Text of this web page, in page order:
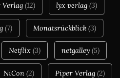
(12) lyx verlag(3)
(7) Monatsrückblick (3)
Netflix(3) netgalley(5)
NiCon(2) Piper Verlag(2)